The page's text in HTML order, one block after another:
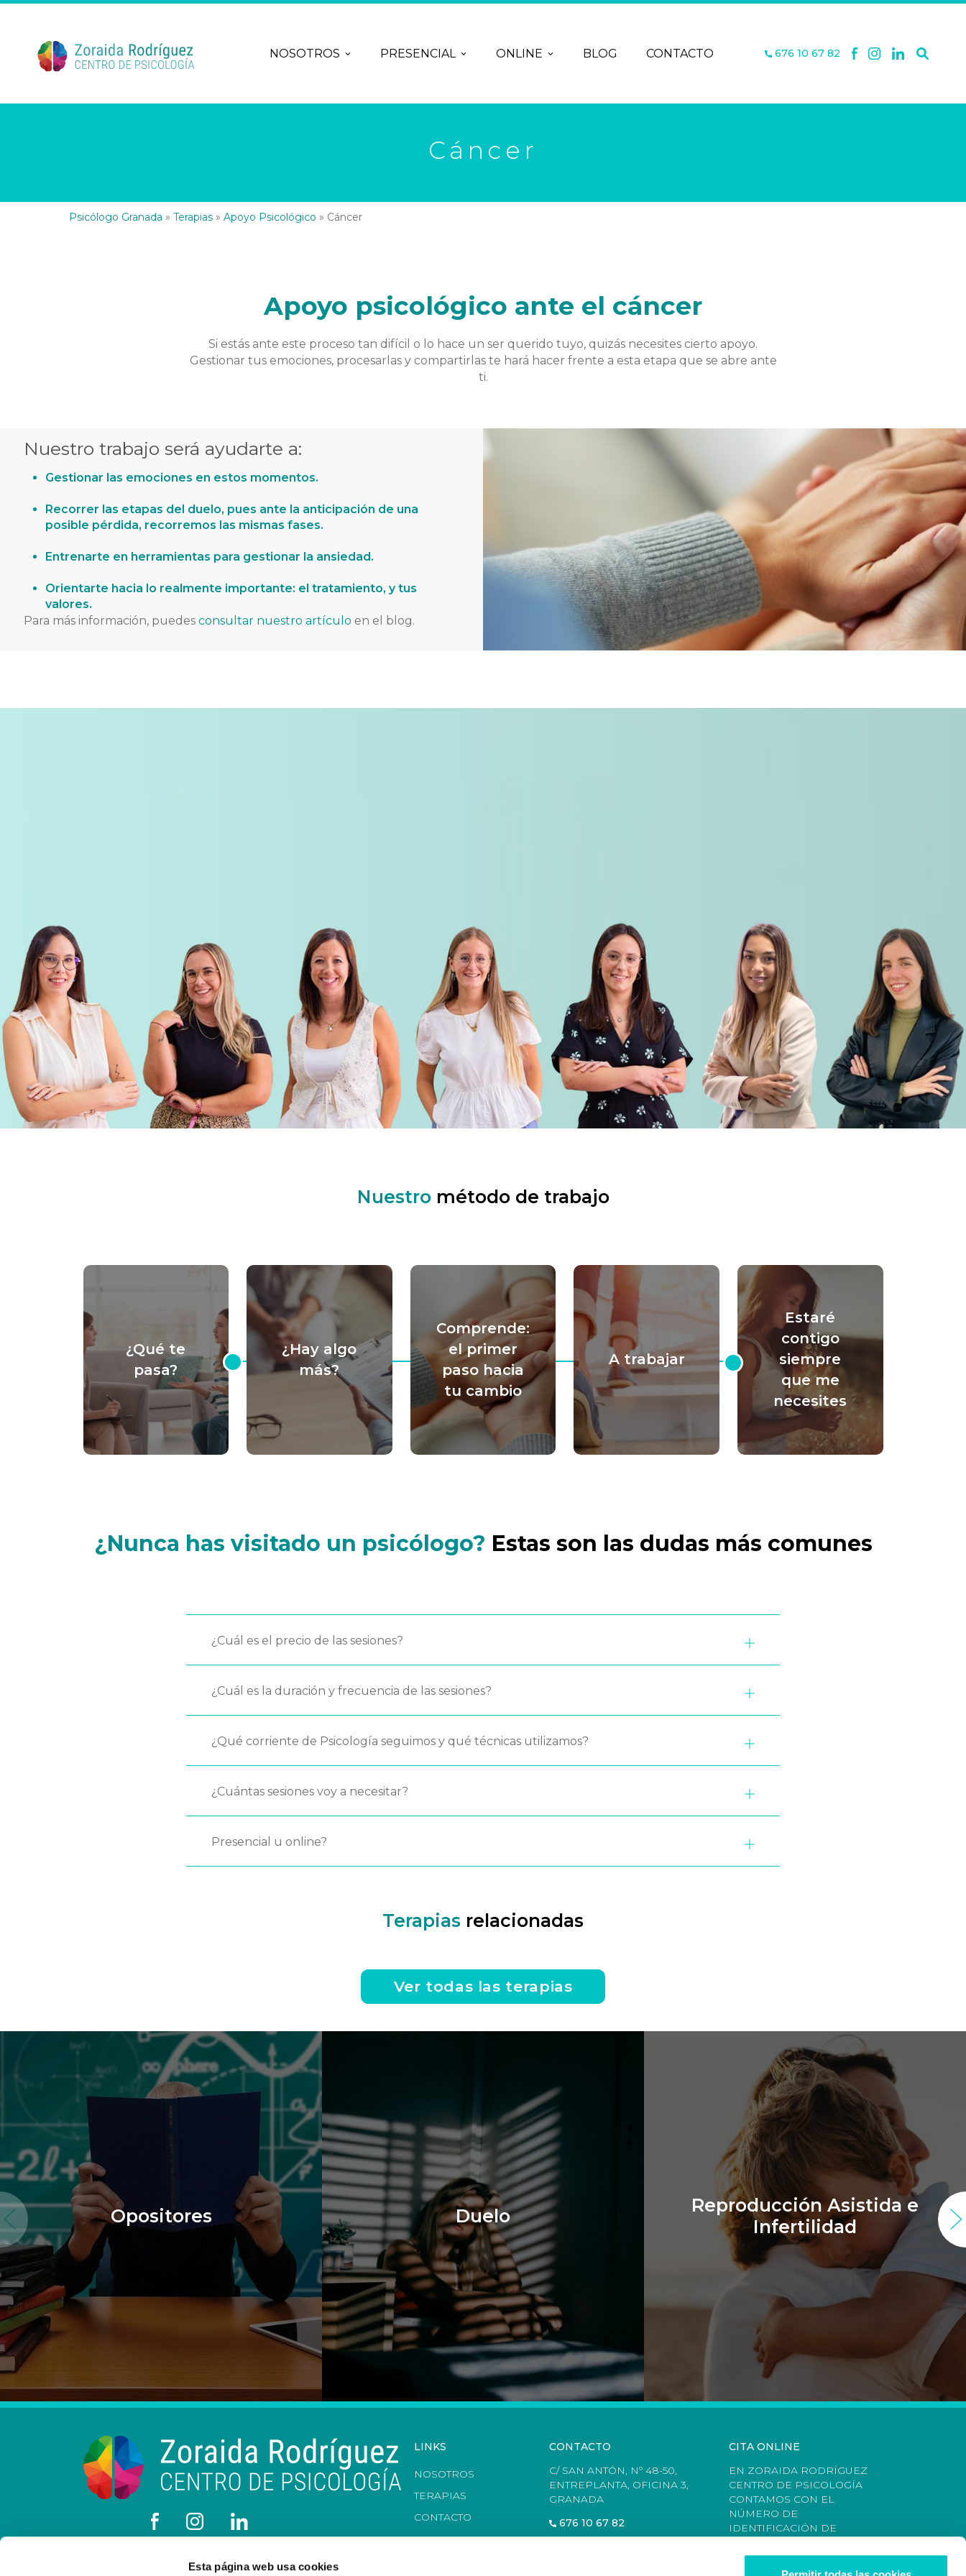
Esta página web usa cookies
NOSOTROS PRESENCIAL ONLINE BLOG CONTACTO 676 10 67 82
Cáncer
Psicólogo Granada » Terapias» Apoyo Psicológico » Cáncer
Apoyo psicológico ante el cáncer
Si estás ante este proceso tan difícil o lo hace un ser querido tuyo, quizás necesites cierto apoyo.
Gestionar tus emociones, procesarlas y compartirlas te hará hacer frente a esta etapa que se abre ante
ti.
Nuestro trabajo será ayudarte a:
Gestionar las emociones en estos momentos.
Recorrer las etapas del duelo, pues ante la anticipación de una
posible pérdida, recorremos las mismas fases.
Entrenarte en herramientas para gestionar la ansiedad.
Orientarte hacia lo realmente importante: el tratamiento, y tus
valores.
Para más información, puedes consultar nuestro artículo en el blog.
Nuestrométodo de trabajo
¿Qué te
pasa?
¿Hay algo
más?
Comprende:
el primer
paso hacia
tu cambio
A trabajar
Estaré
contigo
siempre
que me
necesites
¿Nunca has visitado un psicólogo? Estas son las dudas más comunes
¿Cuál es el precio de las sesiones?
¿Cuál es la duración y frecuencia de las sesiones?
¿Qué corriente de Psicología seguimos y qué técnicas utilizamos?
¿Cuántas sesiones voy a necesitar?
Presencial u online?
Terapias relacionadas
Opositores Duelo
Reproducción Asistida e
Infertilidad
Ver todas las terapias
LINKS
NOSOTROS
TERAPIAS
CONTACTO
CONTACTO
C/ SAN ANTÓN, Nº 48-50,
ENTREPLANTA, OFICINA 3,
GRANADA
676 10 67 82
CITA ONLINE
EN ZORAIDA RODRÍGUEZ
CENTRO DE PSICOLOGÍA
CONTAMOS CON EL
NÚMERO DE
IDENTIFICACIÓN DE
(NICA): 61502 COLEGIADA Nº